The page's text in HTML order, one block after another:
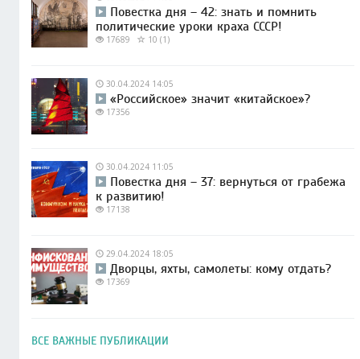
Повестка дня – 42: знать и помнить
политические уроки краха СССР!
17689 10 (1)
30.04.2024 14:05
«Российское» значит «китайское»?
17356
30.04.2024 11:05
Повестка дня – 37: вернуться от грабежа
к развитию!
17138
29.04.2024 18:05
Дворцы, яхты, самолеты: кому отдать?
17369
ВСЕ ВАЖНЫЕ ПУБЛИКАЦИИ